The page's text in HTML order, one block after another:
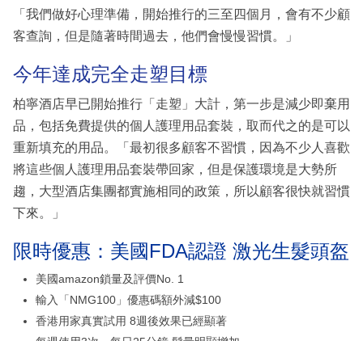
「我們做好心理準備，開始推行的三至四個月，會有不少顧
客查詢，但是隨著時間過去，他們會慢慢習慣。」
今年達成完全走塑目標
柏寧酒店早已開始推行「走塑」大計，第一步是減少即棄用
品，包括免費提供的個人護理用品套裝，取而代之的是可以
重新填充的用品。「最初很多顧客不習慣，因為不少人喜歡
將這些個人護理用品套裝帶回家，但是保護環境是大勢所
趨，大型酒店集團都實施相同的政策，所以顧客很快就習慣
下來。」
限時優惠：美國FDA認證 激光生髮頭盔
美國amazon鎖量及評價No. 1
輸入「NMG100」優惠碼額外減$100
香港用家真實試用 8週後效果已經顯著